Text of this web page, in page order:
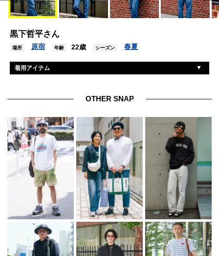
黒下哲平さん
場所 原宿 年齢 22歳 シーズン 春夏
着用アイテム
眼鏡 ブラン
ネックレス ハンドメイド
ブレスレット ティファニー
リング カレンシルバー
OTHER SNAP